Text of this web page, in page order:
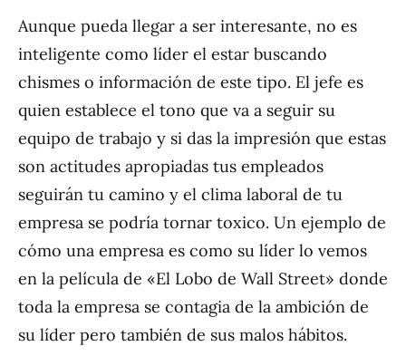
Aunque pueda llegar a ser interesante, no es
inteligente como líder el estar buscando
chismes o información de este tipo. El jefe es
quien establece el tono que va a seguir su
equipo de trabajo y si das la impresión que estas
son actitudes apropiadas tus empleados
seguirán tu camino y el clima laboral de tu
empresa se podría tornar toxico. Un ejemplo de
cómo una empresa es como su líder lo vemos
en la película de «El Lobo de Wall Street» donde
toda la empresa se contagia de la ambición de
su líder pero también de sus malos hábitos.